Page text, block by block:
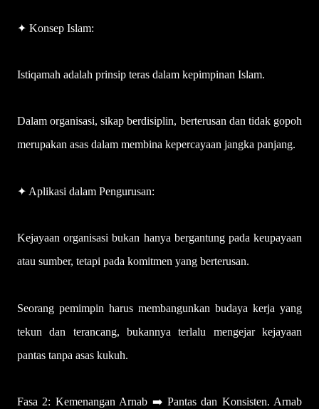
✦ Konsep Islam:
Istiqamah adalah prinsip teras dalam kepimpinan Islam.
Dalam organisasi, sikap berdisiplin, berterusan dan tidak gopoh
merupakan asas dalam membina kepercayaan jangka panjang.
✦ Aplikasi dalam Pengurusan:
Kejayaan organisasi bukan hanya bergantung pada keupayaan
atau sumber, tetapi pada komitmen yang berterusan.
Seorang pemimpin harus membangunkan budaya kerja yang
tekun dan terancang, bukannya terlalu mengejar kejayaan
pantas tanpa asas kukuh.
Fasa 2: Kemenangan Arnab ➡️ Pantas dan Konsisten. Arnab